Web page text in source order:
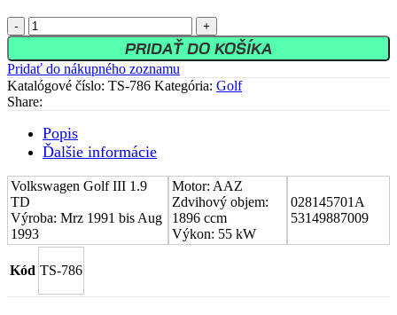
množstvo
Stred
turboduchadla
(CHRA)
Volkswagen
Golf
1.9
TD
PRIDAŤ DO KOŠÍKA
Pridať do nákupného zoznamu
Katalógové číslo: TS-786 Kategória: Golf
Share:
Popis
Ďalšie informácie
Volkswagen Golf III 1.9
TD
Výroba: Mrz 1991 bis Aug
1993
Motor: AAZ
Zdvihový objem:
1896 ccm
Výkon: 55 kW
028145701A
53149887009
Kód TS-786